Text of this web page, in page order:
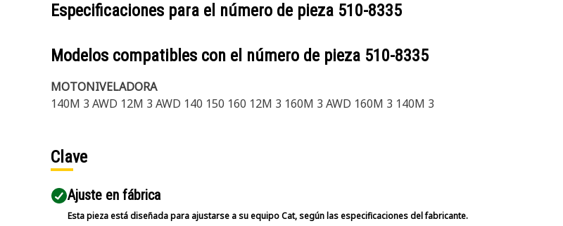
Especificaciones para el número de pieza 510-8335
Modelos compatibles con el número de pieza 510-8335
MOTONIVELADORA
140M 3 AWD 12M 3 AWD 140 150 160 12M 3 160M 3 AWD 160M 3 140M 3
Clave
Ajuste en fábrica
Esta pieza está diseñada para ajustarse a su equipo Cat, según las especificaciones del fabricante.